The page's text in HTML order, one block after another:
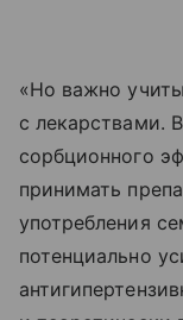
«Но важно
с лекарствами.
сорбционного
принимать
употребления
потенциально